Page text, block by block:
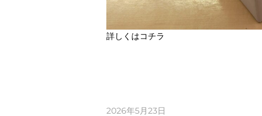
詳しくはコチラ
2026年5月23日